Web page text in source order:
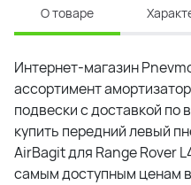
О товаре
Интернет-магазин
ассортимент
подвески с доставкой по
купить передний левый
AirBagit для Range Rover
самым доступным ценам